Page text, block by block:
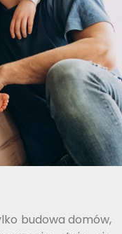
budowa domów,